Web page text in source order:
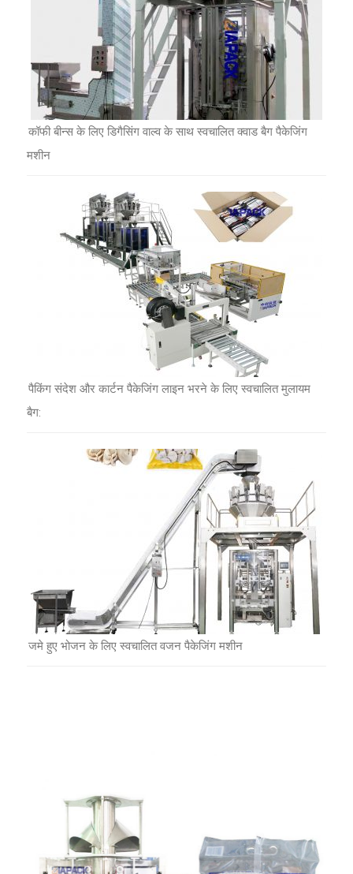
कॉफी बीन्स के लिए डिगैसिंग वाल्व के साथ स्वचालित क्वाड बैग पैकेजिंग
मशीन
पैकिंग संदेश और कार्टन पैकेजिंग लाइन भरने के लिए स्वचालित मुलायम
बैग:
जमे हुए भोजन के लिए स्वचालित वजन पैकेजिंग मशीन